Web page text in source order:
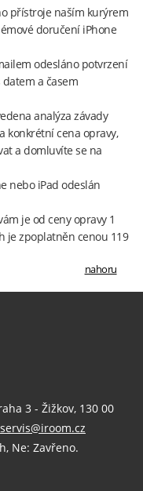
přístroje naším kurýrem
doručení iPhone
odesláno potvrzení
datem a časem
analýza závady
konkrétní cena opravy,
a domluvíte se na
nebo iPad odeslán
je od ceny opravy 1
je zpoplatněn cenou 119
nahoru
3 - Žižkov, 130 00
servis@iroom.cz
Ne: Zavřeno.